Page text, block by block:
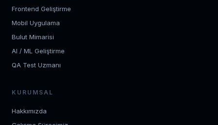
Frontend Geliştirme
Mobil Uygulama
Bulut Mimarisi
AI / ML Geliştirme
QA Test Uzmanı
KURUMSAL
Hakkımızda